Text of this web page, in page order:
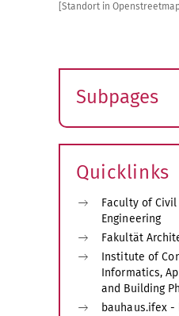
[Standort in
Subpages
submenu
Quicklinks
Faculty of
Engineering
Fakultät
Institute of
Informatics,
and Building
bauhaus.ifex